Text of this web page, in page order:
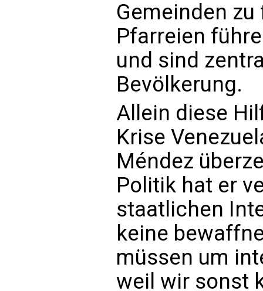
Gemeinden
Pfarreien
und sind
Bevölkerung.
Allein diese
Krise
Méndez
Politik hat er
staatlichen
keine
müssen um
weil wir sonst